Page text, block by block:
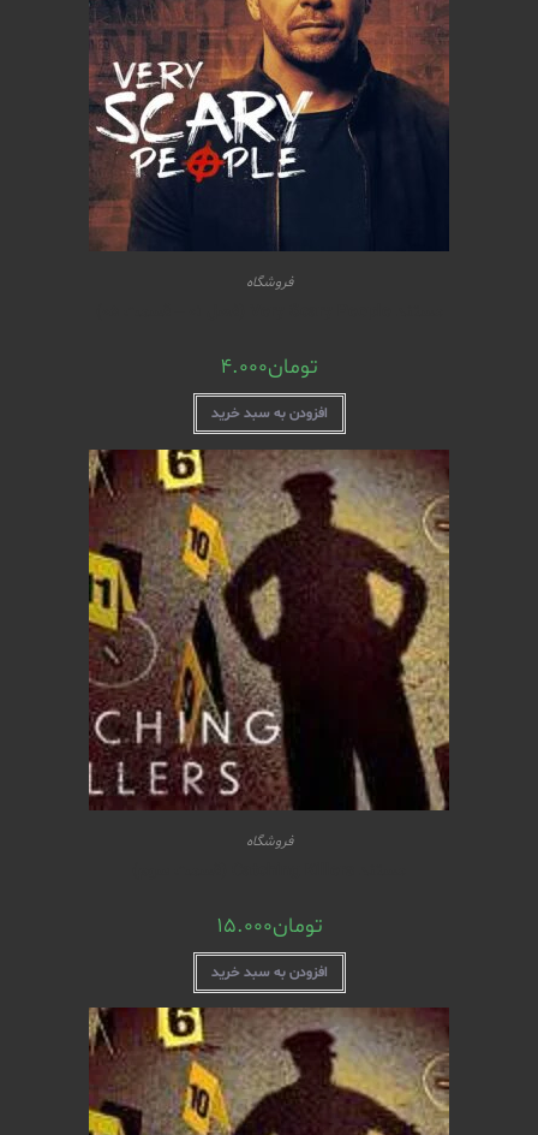
فروشگاه
تومان4.000
افزودن به سبد خرید
فروشگاه
تومان15.000
افزودن به سبد خرید